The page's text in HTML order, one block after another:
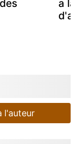
a
l'auteur